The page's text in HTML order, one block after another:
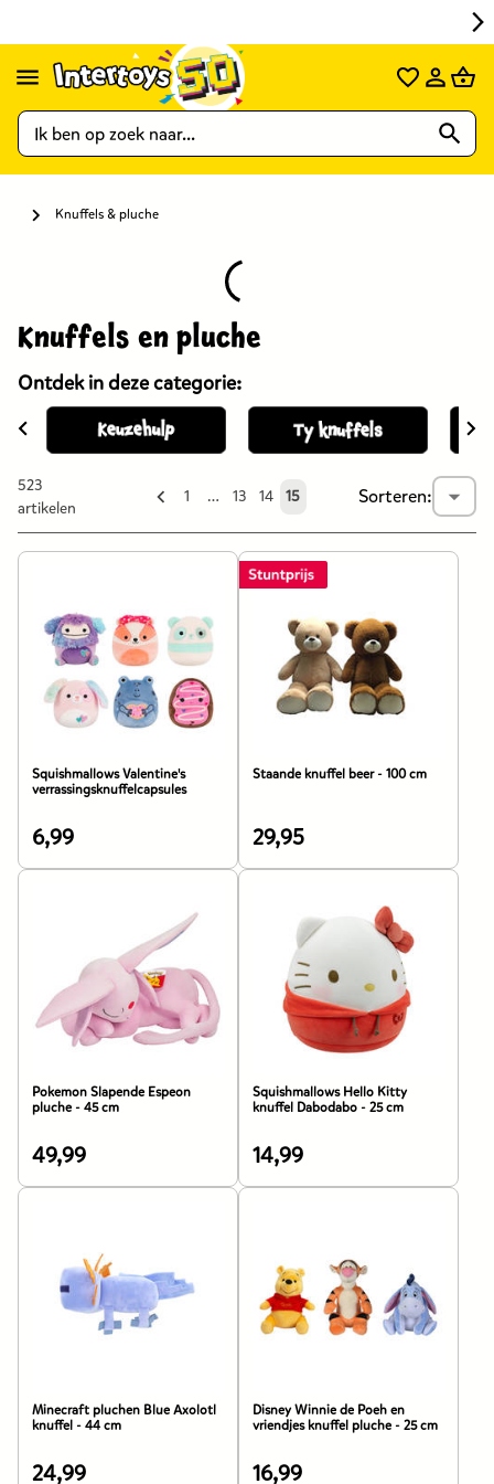
Knuffels & pluche
Knuffels en pluche
Ontdek in deze categorie:
523
artikelen
1 … 13 14 15 Sorteren:
Squishmallows Valentine's
verrassingsknuffelcapsules
De
prijs
product
6,99
euro.
6,99
Staande knuffel beer - 100 cm
De
prijs
product
29,95
euro.
29,95
Pokemon Slapende Espeon
pluche - 45 cm
De
prijs
product
49,99
Squishmallows Hello Kitty
knuffel Dabodabo - 25 cm
De
prijs
product
is
14,99
14,99
Minecraft pluchen Blue Axolotl
knuffel - 44 cm
24,99
Disney Winnie de Poeh en
vriendjes knuffel pluche - 25 cm
16,99